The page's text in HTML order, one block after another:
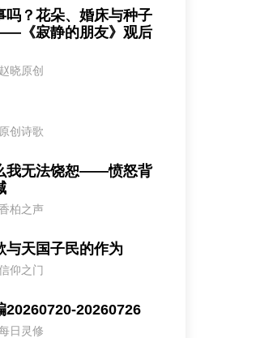
吗？花朵、婚床与种子
《寂静的朋友》观后
赵晓原创
原创诗歌
我无法饶恕——愤怒背
柏之声
与天国子民的作为
仰之门
20260720-20260726
日灵修